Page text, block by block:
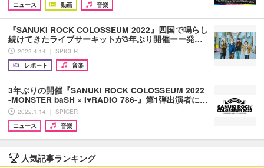
ニュース
動画 音楽
『SANUKI ROCK COLOSSEUM 2022』四国で鳴らし
続けてきたライブサーキットが3年ぶり開催ーー発…
2022.4.14 ｜ SPICER
レポート
音楽
3年ぶりの開催『SANUKI ROCK COLOSSEUM 2022
-MONSTER baSH × I♥RADIO 786-』第1弾出演者に…
2022.1.14 ｜ SPICER
ニュース
音楽
人気記事ランキング